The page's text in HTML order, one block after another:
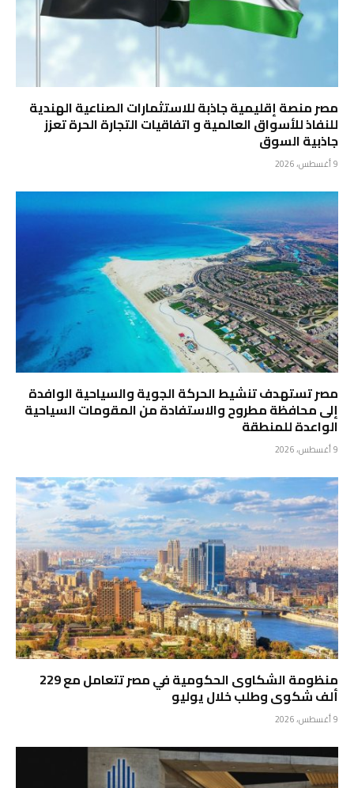
مصر منصة إقليمية جاذبة للاستثمارات الصناعية الهندية
للنفاذ للأسواق العالمية و اتفاقيات التجارة الحرة تعزز
جاذبية السوق
9 أغسطس، 2026
مصر تستهدف تنشيط الحركة الجوية والسياحية الوافدة
إلى محافظة مطروح والاستفادة من المقومات السياحية
الواعدة للمنطقة
9 أغسطس، 2026
منظومة الشكاوى الحكومية في مصر تتعامل مع 229
ألف شكوى وطلب خلال يوليو
9 أغسطس، 2026